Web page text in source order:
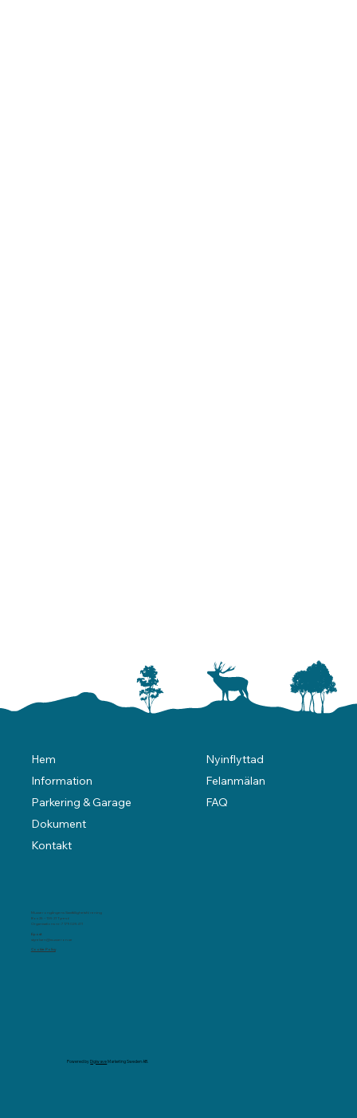
Hem
Information
Parkering & Garage
Dokument
Kontakt
Nyinflyttad
Felanmälan
FAQ
Powered by DigiwaveMarketing Sweden AB.
Musserongångens Samfällighetsförening
Box 25 – 135 21 Tyresö
Organisations nr: 717902-5411
Epost
styrelsen@musseron.se
Cookie Policy